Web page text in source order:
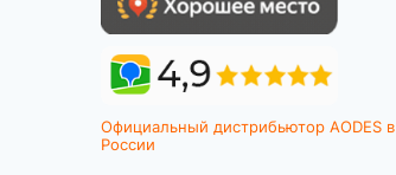
Официальный дистрибьютор AODES в
России